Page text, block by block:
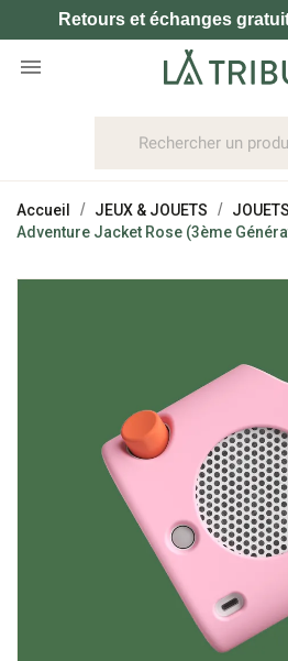
Retours et échanges

Accueil JEUX & JOUETS
Adventure Jacket Rose (3ème